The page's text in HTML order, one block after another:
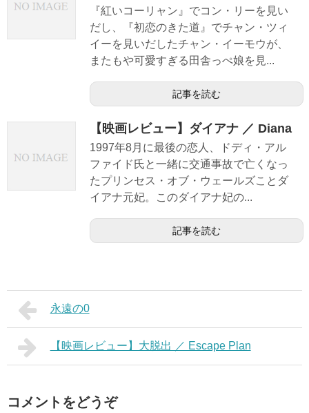
『紅いコーリャン』でコン・リーを見い
だし、『初恋のきた道』でチャン・ツィ
イーを見いだしたチャン・イーモウが、
またもや可愛すぎる田舎っぺ娘を見...
記事を読む
【映画レビュー】ダイアナ ／ Diana
1997年8月に最後の恋人、ドディ・アル
ファイド氏と一緒に交通事故で亡くなっ
たプリンセス・オブ・ウェールズことダ
イアナ元妃。このダイアナ妃の...
記事を読む
永遠の0
【映画レビュー】大脱出 ／ Escape Plan
コメントをどうぞ